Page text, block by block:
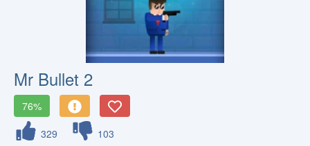
Mr Bullet 2
76%
329
103